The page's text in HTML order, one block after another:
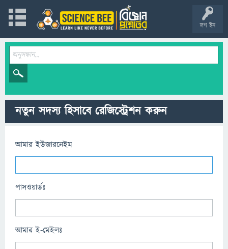
লগ ইন
নতুন সদস্য হিসাবে রেজিস্ট্রেশন করুন
আমার ইউজারনেইম
পাসওয়ার্ডঃ
আমার ই-মেইলঃ